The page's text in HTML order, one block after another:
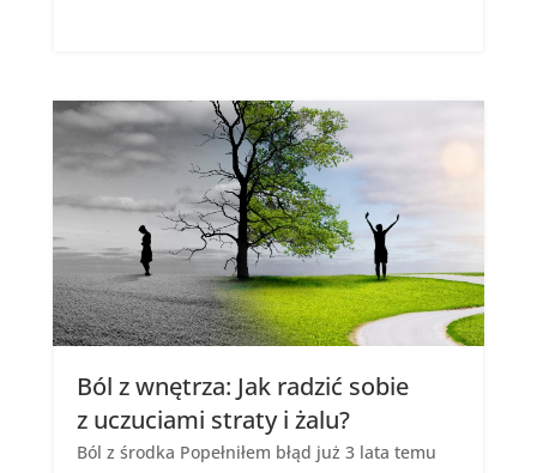
Ból z wnętrza: Jak radzić sobie
z uczuciami straty i żalu?
Ból z środka Popełniłem błąd już 3 lata temu